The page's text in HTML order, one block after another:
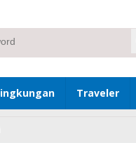
Traveler